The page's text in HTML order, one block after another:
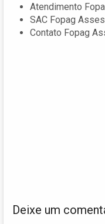
Atendimento
SAC Fopag
Contato Fopag
Deixe um